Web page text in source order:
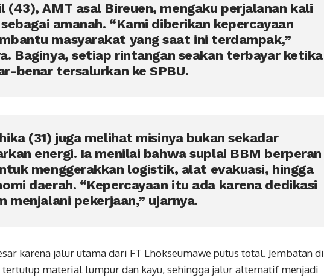
(43), AMT asal Bireuen, mengaku perjalanan kali
amanah. “Kami diberikan kepercayaan
masyarakat yang saat ini terdampak,”
Baginya, setiap rintangan seakan terbayar ketika
benar tersalurkan ke SPBU.
(31) juga melihat misinya bukan sekadar
energi. Ia menilai bahwa suplai BBM berperan
menggerakkan logistik, alat evakuasi, hingga
daerah. “Kepercayaan itu ada karena dedikasi
menjalani pekerjaan,” ujarnya.
karena jalur utama dari FT Lhokseumawe putus total. Jembatan di
tertutup material lumpur dan kayu, sehingga jalur alternatif menjadi